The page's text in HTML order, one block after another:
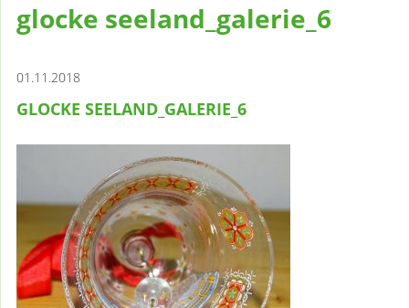
glocke seeland_galerie_6
01.11.2018
GLOCKE SEELAND_GALERIE_6